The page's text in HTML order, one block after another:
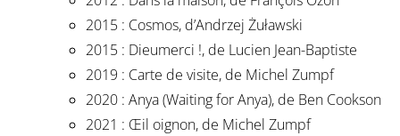
2015 : Cosmos, d’Andrzej Żuławski
2015 : Dieumerci !, de Lucien Jean-Baptiste
2019 : Carte de visite, de Michel Zumpf
2020 : Anya (Waiting for Anya), de Ben Cookson
2021 : Œil oignon, de Michel Zumpf